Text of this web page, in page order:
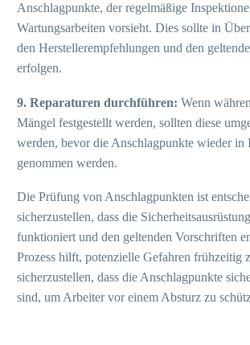
Anschlagpunkte, der regelmäßige
Wartungsarbeiten vorsieht. Dies sollte in
den Herstellerempfehlungen und den
erfolgen.
9. Reparaturen durchführen: Wenn
Mängel festgestellt werden, sollten diese
werden, bevor die Anschlagpunkte wieder in
genommen werden.
Die Prüfung von Anschlagpunkten ist
sicherzustellen, dass die
funktioniert und den geltenden Vorschriften
Prozess hilft, potenzielle Gefahren frühzeitig
sicherzustellen, dass die Anschlagpunkte
sind, um Arbeiter vor einem Absturz zu